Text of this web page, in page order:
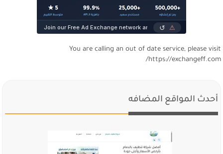
You are calling an out of date service, please visit
https://exchangeff.com/
أحدث المواقع المضافه